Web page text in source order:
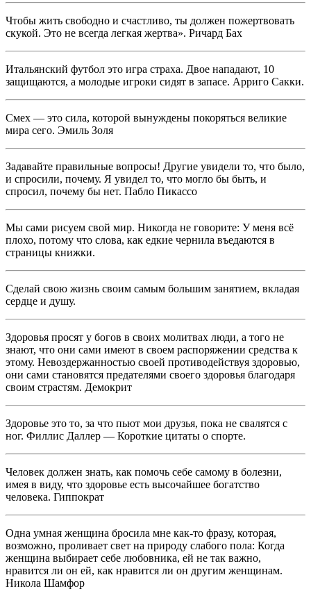
Чтобы жить свободно и счастливо, ты должен пожертвовать
скукой. Это не всегда легкая жертва». Ричард Бах
Итальянский футбол это игра страха. Двое нападают, 10
защищаются, а молодые игроки сидят в запасе. Арриго Сакки.
Смех — это сила, которой вынуждены покоряться великие
мира сего. Эмиль Золя
Задавайте правильные вопросы! Другие увидели то, что было,
и спросили, почему. Я увидел то, что могло бы быть, и
спросил, почему бы нет. Пабло Пикассо
Мы сами рисуем свой мир. Никогда не говорите: У меня всё
плохо, потому что слова, как едкие чернила въедаются в
страницы книжки.
Сделай свою жизнь своим самым большим занятием, вкладая
сердце и душу.
Здоровья просят у богов в своих молитвах люди, а того не
знают, что они сами имеют в своем распоряжении средства к
этому. Невоздержанностью своей противодействуя здоровью,
они сами становятся предателями своего здоровья благодаря
своим страстям. Демокрит
Здоровье это то, за что пьют мои друзья, пока не свалятся с
ног. Филлис Даллер — Короткие цитаты о спорте.
Человек должен знать, как помочь себе самому в болезни,
имея в виду, что здоровье есть высочайшее богатство
человека. Гиппократ
Одна умная женщина бросила мне как-то фразу, которая,
возможно, проливает свет на природу слабого пола: Когда
женщина выбирает себе любовника, ей не так важно,
нравится ли он ей, как нравится ли он другим женщинам.
Никола Шамфор